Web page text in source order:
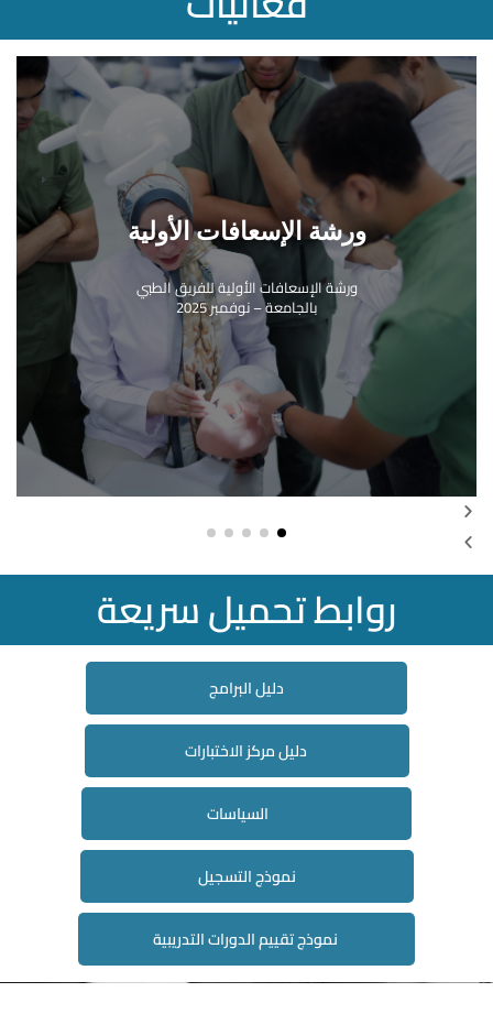
Career Boost Day
Career Boost Day – ديسمبر 2024
روابط تحميل سريعة
دليل البرامج
دليل مركز الاختبارات
السياسات
نموذج التسجيل
نموذج تقييم الدورات التدريبية